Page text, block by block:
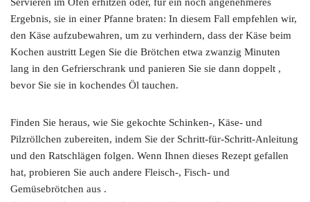
Servieren im Ofen erhitzen oder, für ein noch angenehmeres
Ergebnis, sie in einer Pfanne braten: In diesem Fall empfehlen wir,
den Käse aufzubewahren, um zu verhindern, dass der Käse beim
Kochen austritt Legen Sie die Brötchen etwa zwanzig Minuten
lang in den Gefrierschrank und panieren Sie sie dann doppelt ,
bevor Sie sie in kochendes Öl tauchen.
Finden Sie heraus, wie Sie gekochte Schinken-, Käse- und
Pilzröllchen zubereiten, indem Sie der Schritt-für-Schritt-Anleitung
und den Ratschlägen folgen. Wenn Ihnen dieses Rezept gefallen
hat, probieren Sie auch andere Fleisch-, Fisch- und
Gemüsebrötchen aus .